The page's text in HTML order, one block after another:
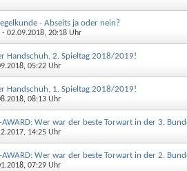
- Abseits ja oder nein?
- 02.09.2018, 20:18 Uhr
Handschuh, 2. Spieltag 2018/2019!
05:22 Uhr
Handschuh, 1. Spieltag 2018/2019!
08:13 Uhr
Wer war der beste Torwart in der 3.
14:25 Uhr
Wer war der beste Torwart in der 2.
07:29 Uhr